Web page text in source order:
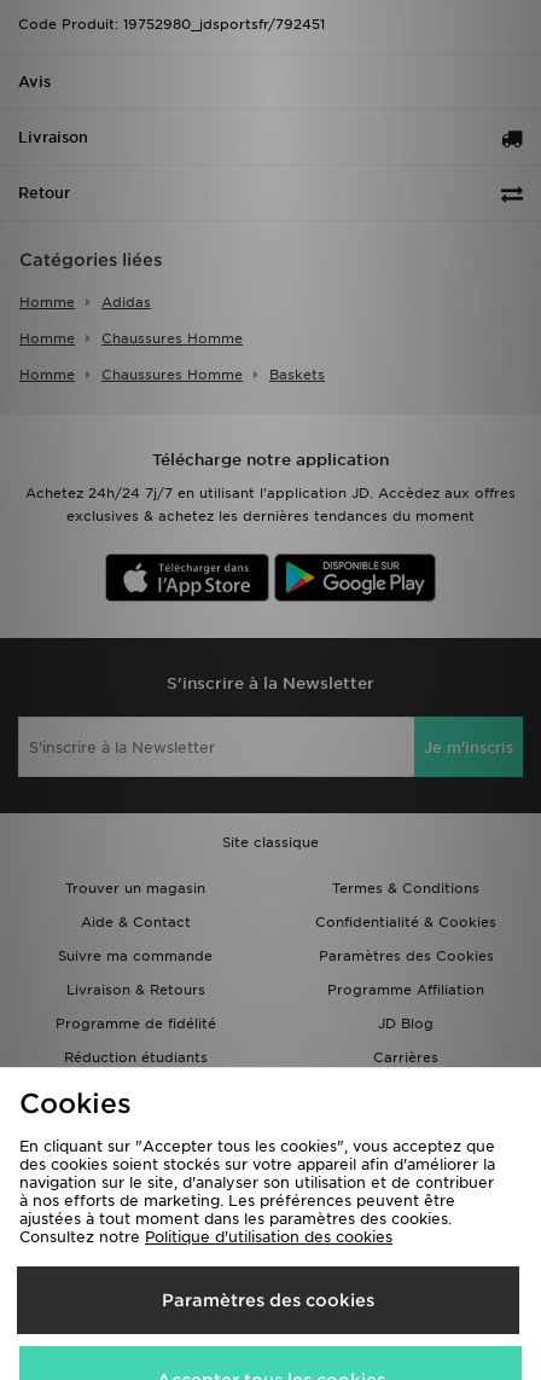
Code Produit: 19752980_jdsportsfr/792451
Avis
Livraison
Retour
Catégories liées
Homme Adidas
Homme Chaussures Homme
Homme Chaussures Homme Baskets
Télécharge notre application
Achetez 24h/24 7j/7 en utilisant l'application JD. Accèdez aux offres
exclusives & achetez les dernières tendances du moment
S'inscrire à la Newsletter
Je m'inscris
Site classique
Trouver un magasin
Termes & Conditions
Aide & Contact
Confidentialité & Cookies
Suivre ma commande
Paramètres des Cookies
Livraison & Retours
Programme Affiliation
Programme de fidélité
JD Blog
Réduction étudiants
Carrières
Carte Cadeau
Livraison Vers
France
Nous acceptons les méthodes de paiement suivantes
Cookies
En cliquant sur "Accepter tous les cookies", vous acceptez que
des cookies soient stockés sur votre appareil afin d'améliorer la
navigation sur le site, d'analyser son utilisation et de contribuer
à nos efforts de marketing. Les préférences peuvent être
ajustées à tout moment dans les paramètres des cookies.
Consultez notre Politique d'utilisation des cookies
Paramètres des cookies